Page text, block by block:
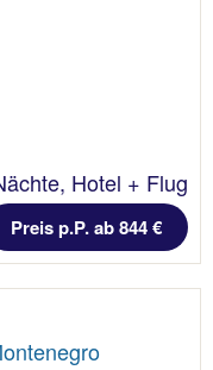
Hotel + Flug
Preis p.P. ab 844 €